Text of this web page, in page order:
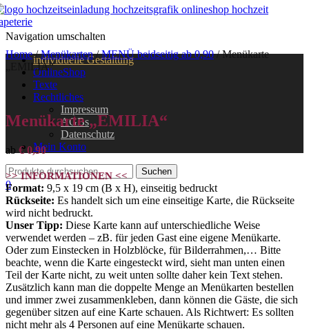
Navigation umschalten
individuelle Gestaltung
OnlineShop
Texte
Rechtliches
Impressum
AGBs
Datenschutz
Mein Konto
0
Home/Menükarten/MENÜ beidseitig ab 0,90/ Menükarte
„EMILIA“
Menükarte „EMILIA“
ab €0,90
>> INFORMATIONEN <<
Format: 9,5 x 19 cm (B x H), einseitig bedruckt
Rückseite: Es handelt sich um eine einseitige Karte, die Rückseite
wird nicht bedruckt.
Unser Tipp: Diese Karte kann auf unterschiedliche Weise
verwendet werden – zB. für jeden Gast eine eigene Menükarte.
Oder zum Einstecken in Holzblöcke, für Bilderrahmen,… Bitte
beachte, wenn die Karte eingesteckt wird, sieht man unten einen
Teil der Karte nicht, zu weit unten sollte daher kein Text stehen.
Zusätzlich kann man die doppelte Menge an Menükarten bestellen
und immer zwei zusammenkleben, dann können die Gäste, die sich
gegenüber sitzen auf eine Karte schauen. Als Richtwert: Es sollten
nicht mehr als 4 Personen auf eine Menükarte schauen.